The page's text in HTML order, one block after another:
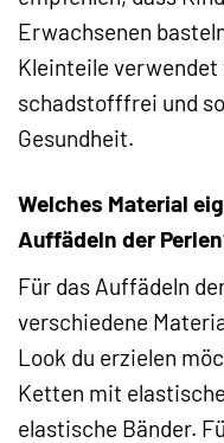
Erwachsenen
Kleinteile verwendet
schadstofffrei und
Gesundheit.
Welches Material
Auffädeln der
Für das Auffädeln
verschiedene
Look du erzielen
Ketten mit
elastische Bänder.